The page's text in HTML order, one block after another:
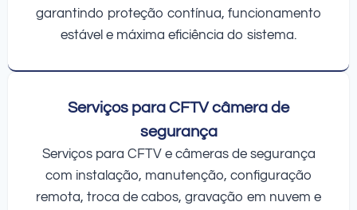
garantindo proteção contínua, funcionamento
estável e máxima eficiência do sistema.
Serviços para CFTV câmera de
segurança
Serviços para CFTV e câmeras de segurança
com instalação, manutenção, configuração
remota, troca de cabos, gravação em nuvem e